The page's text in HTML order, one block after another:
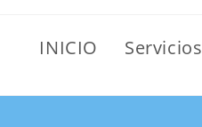
INICIO Servicios